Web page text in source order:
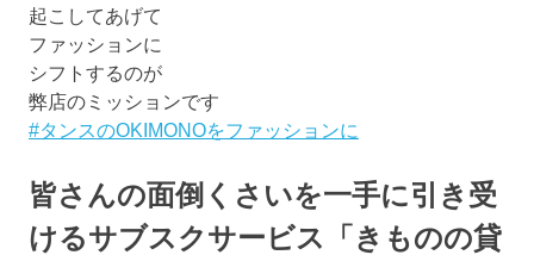
起こしてあげて
ファッションに
シフトするのが
弊店のミッションです
#タンスのOKIMONOをファッションに
皆さんの面倒くさいを一手に引き受
けるサブスクサービス「きものの貸